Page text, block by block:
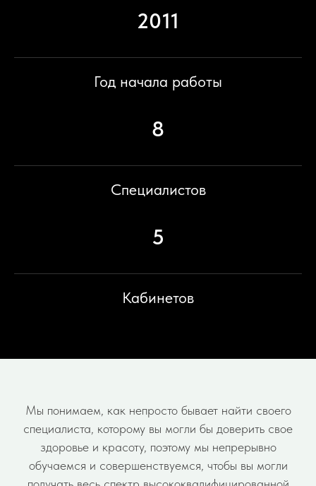
2011
Год начала работы
8
Специалистов
5
Кабинетов
Мы понимаем, как непросто бывает найти своего
специалиста, которому вы могли бы доверить свое
здоровье и красоту, поэтому мы непрерывно
обучаемся и совершенствуемся, чтобы вы могли